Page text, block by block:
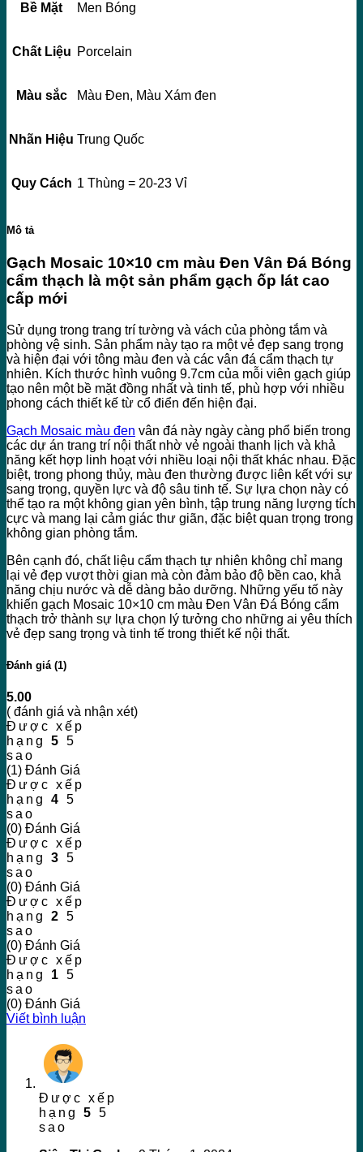
Bề Mặt Men Bóng
Chất Liệu Porcelain
Màu sắc Màu Đen, Màu Xám đen
Nhãn Hiệu Trung Quốc
Quy Cách 1 Thùng = 20-23 Vỉ
Mô tả
Gạch Mosaic 10×10 cm màu Đen Vân Đá Bóng
cẩm thạch là một sản phẩm gạch ốp lát cao
cấp mới
Sử dụng trong trang trí tường và vách của phòng tắm và
phòng vệ sinh. Sản phẩm này tạo ra một vẻ đẹp sang trọng
và hiện đại với tông màu đen và các vân đá cẩm thạch tự
nhiên. Kích thước hình vuông 9.7cm của mỗi viên gạch giúp
tạo nên một bề mặt đồng nhất và tinh tế, phù hợp với nhiều
phong cách thiết kế từ cổ điển đến hiện đại.
Gạch Mosaic màu đen vân đá này ngày càng phổ biến trong
các dự án trang trí nội thất nhờ vẻ ngoài thanh lịch và khả
năng kết hợp linh hoạt với nhiều loại nội thất khác nhau. Đặc
biệt, trong phong thủy, màu đen thường được liên kết với sự
sang trọng, quyền lực và độ sâu tinh tế. Sự lựa chọn này có
thể tạo ra một không gian yên bình, tập trung năng lượng tích
cực và mang lại cảm giác thư giãn, đặc biệt quan trọng trong
không gian phòng tắm.
Bên cạnh đó, chất liệu cẩm thạch tự nhiên không chỉ mang
lại vẻ đẹp vượt thời gian mà còn đảm bảo độ bền cao, khả
năng chịu nước và dễ dàng bảo dưỡng. Những yếu tố này
khiến gạch Mosaic 10×10 cm màu Đen Vân Đá Bóng cẩm
thạch trở thành sự lựa chọn lý tưởng cho những ai yêu thích
vẻ đẹp sang trọng và tinh tế trong thiết kế nội thất.
Đánh giá (1)
5.00
( đánh giá và nhận xét)
Được xếp
hạng 5 5
sao
(1) Đánh Giá
Được xếp
hạng 4 5
sao
(0) Đánh Giá
Được xếp
hạng 3 5
sao
(0) Đánh Giá
Được xếp
hạng 2 5
sao
(0) Đánh Giá
Được xếp
hạng 1 5
sao
(0) Đánh Giá
Viết bình luận
Được xếp
hạng 5 5
sao